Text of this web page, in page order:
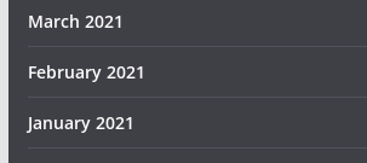
March 2021
February 2021
January 2021